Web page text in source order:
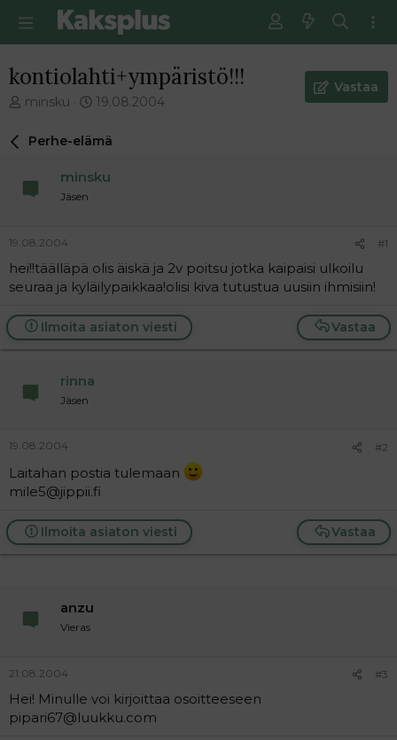
kontiolahti+ympäristö!!!
V
e
i
t
u
n
l
o
i
t
a
minsku
E
s
m
m
n
v
e
s
t
19.08.2004
Vastaa
Perhe-elämä
minsku
Jäsen
19.08.2004 #1
hei!!täälläpä olis äiskä ja 2v poitsu jotka kaipaisi ulkoilu
seuraa ja kyläilypaikkaa!olisi kiva tutustua uusiin ihmisiin!
Vastaa
Ilmoita asiaton viesti
rinna
Jäsen
19.08.2004 #2
Laitahan postia tulemaan
mile5@jippii.fi
Vastaa
Ilmoita asiaton viesti
anzu
Vieras
21.08.2004 #3
Hei! Minulle voi kirjoittaa osoitteeseen
pipari67@luukku.com